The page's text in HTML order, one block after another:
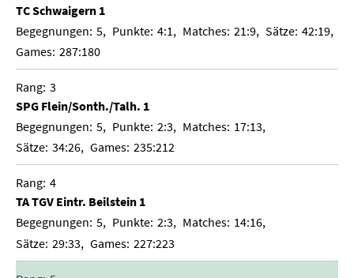
TC Schwaigern 1
5
4:1 21:9
42:19
287:180
3
SPG Flein/Sonth./Talh. 1
5
2:3
17:13
34:26
235:212
4
TA TGV Eintr. Beilstein 1
5
2:3
14:16
29:33
227:223